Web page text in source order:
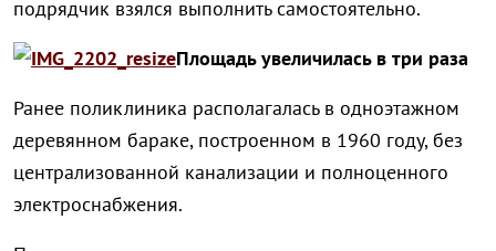
подрядчик взялся выполнить самостоятельно.
Площадь увеличилась в три раза
Ранее поликлиника располагалась в одноэтажном
деревянном бараке, построенном в 1960 году, без
централизованной канализации и полноценного
электроснабжения.